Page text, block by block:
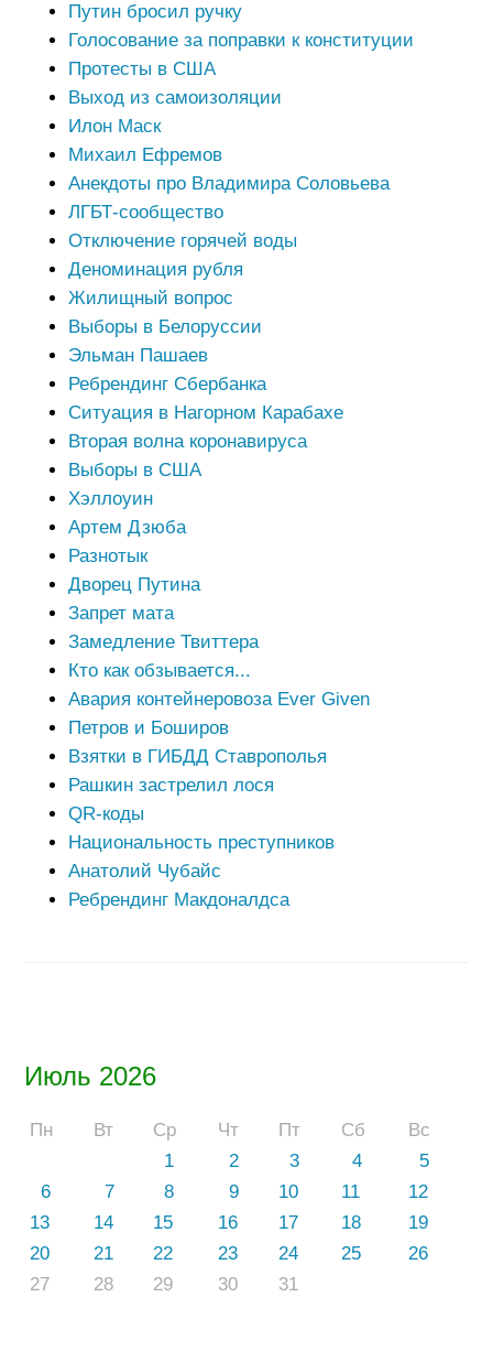
Июль 2026
Пн Вт Ср Чт Пт Сб
Вс
1
2 3 4
5
6
7 8 9 10 11
12
13
14 15 16 17 18
19
20
21 22 23 24 25
26
27
28 29 30 31
Путин бросил ручку
Голосование за поправки к конституции
Протесты в США
Выход из самоизоляции
Илон Маск
Михаил Ефремов
Анекдоты про Владимира Соловьева
ЛГБТ-сообщество
Отключение горячей воды
Деноминация рубля
Жилищный вопрос
Выборы в Белоруссии
Эльман Пашаев
Ребрендинг Сбербанка
Ситуация в Нагорном Карабахе
Вторая волна коронавируса
Выборы в США
Хэллоуин
Артем Дзюба
Разнотык
Дворец Путина
Запрет мата
Замедление Твиттера
Кто как обзывается...
Авария контейнеровоза Ever Given
Петров и Боширов
Взятки в ГИБДД Ставрополья
Рашкин застрелил лося
QR-коды
Национальность преступников
Анатолий Чубайс
Ребрендинг Макдоналдса